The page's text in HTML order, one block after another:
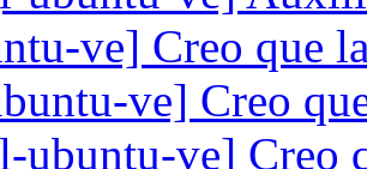
ve] Creo que
ve] Creo
ubuntu-ve] Creo